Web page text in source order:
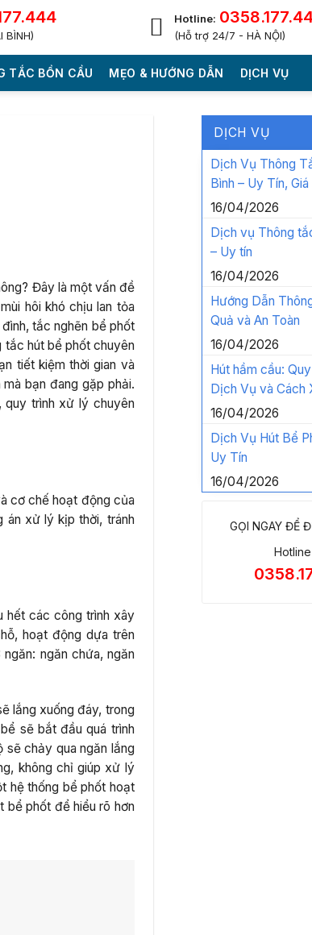
BÌNH)
Hotline:
(Hỗ trợ 24/7 - HÀ NỘI)
TẮC BỒN CẦU MẸO & HƯỚNG DẪN DỊCH VỤ
Đây là một vấn đề
hôi khó chịu lan tỏa
tắc nghẽn bể phốt
hút bể phốt chuyên
tiết kiệm thời gian và
bạn đang gặp phải.
quy trình xử lý chuyên
cơ chế hoạt động của
án xử lý kịp thời, tránh
hết các công trình xây
hoạt động dựa trên
ngăn chứa, ngăn
lắng xuống đáy, trong
sẽ bắt đầu quá trình
chảy qua ngăn lắng
không chỉ giúp xử lý
hệ thống bể phốt hoạt
bể phốt để hiểu rõ hơn
DỊCH VỤ
Dịch Vụ Thông
Bình – Uy Tín, Giá
16/04/2026
Dịch vụ Thông
– Uy tín
16/04/2026
Hướng Dẫn
Quả và An Toàn
16/04/2026
Hút hầm cầu:
Dịch Vụ và Cách
16/04/2026
Dịch Vụ Hút Bể
Uy Tín
16/04/2026
GỌI NGAY ĐỂ